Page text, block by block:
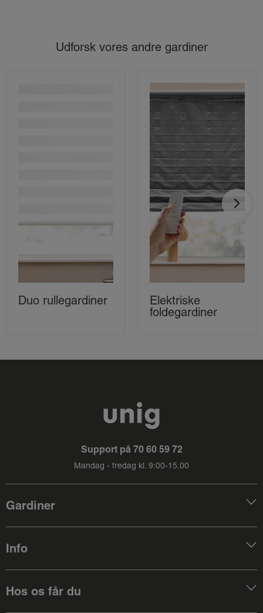
Udforsk vores andre gardiner
Duo rullegardiner
Elektriske
foldegardiner
Support på 70 60 59 72
Mandag - fredag kl. 9:00-15.00
Gardiner
Info
Hos os får du